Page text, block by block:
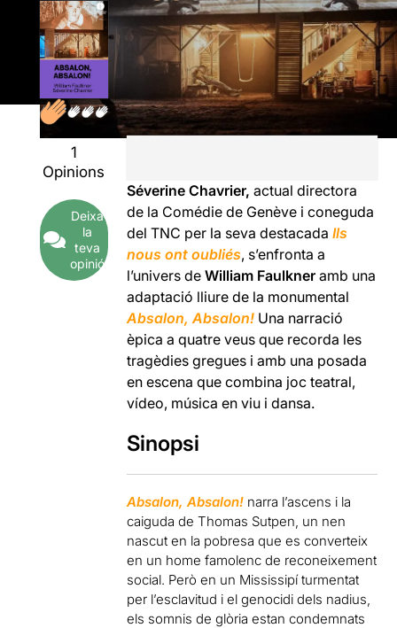
1
Opinions
Deixa
la
teva
opinió
Séverine Chavrier, actual directora
de la Comédie de Genève i coneguda
del TNC per la seva destacadaIls
nous ont oubliés, s’enfronta a
l’univers deWilliam Faulkner amb una
adaptació lliure de la monumental
Absalon, Absalon! Una narració
èpica a quatre veus que recorda les
tragèdies gregues i amb una posada
en escena que combina joc teatral,
vídeo, música en viu i dansa.
Sinopsi
Absalon, Absalon! narra l’ascens i la
caiguda de Thomas Sutpen, un nen
nascut en la pobresa que es converteix
en un home famolenc de reconeixement
social. Però en un Mississipí turmentat
per l’esclavitud i el genocidi dels nadius,
els somnis de glòria estan condemnats